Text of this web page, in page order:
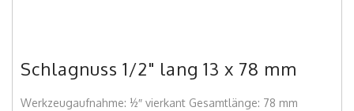
Schlagnuss 1/2" lang 13 x 78 mm
Werkzeugaufnahme: ½″ vierkant Gesamtlänge: 78 mm